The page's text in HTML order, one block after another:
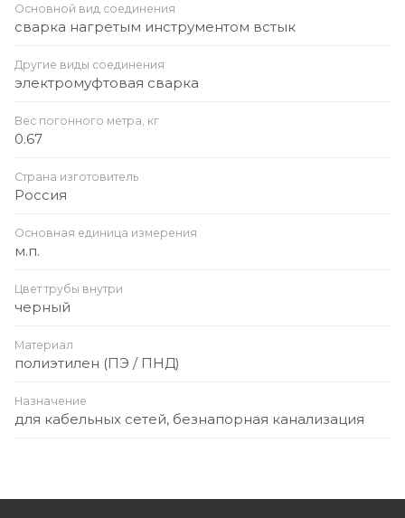
Основной вид соединения
сварка нагретым инструментом встык
Другие виды соединения
электромуфтовая сварка
Вес погонного метра, кг
0.67
Страна изготовитель
Россия
Основная единица измерения
м.п.
Цвет трубы внутри
черный
Материал
полиэтилен (ПЭ / ПНД)
Назначение
для кабельных сетей, безнапорная канализация